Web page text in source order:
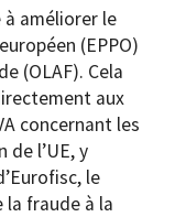
améliorer le
(EPPO)
(OLAF). Cela
aux
concernant les
l’UE, y
le
la fraude à la